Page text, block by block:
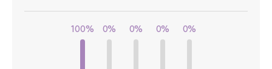
100% 0% 0% 0% 0%